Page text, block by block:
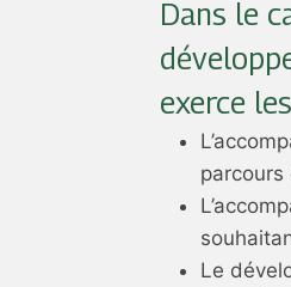
Dans le
exerce
Le